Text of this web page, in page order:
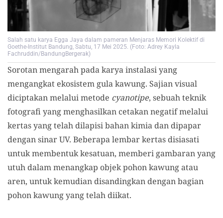
Salah satu karya Egga Jaya dalam pameran Menjaras Memori Kolektif di
Goethe-Institut Bandung, Sabtu, 17 Mei 2025. (Foto: Adrey Kayla
Fachruddin/BandungBergerak)
Sorotan mengarah pada karya instalasi yang
mengangkat ekosistem gula kawung. Sajian visual
diciptakan melalui metode cyanotipe, sebuah teknik
fotografi yang menghasilkan cetakan negatif melalui
kertas yang telah dilapisi bahan kimia dan dipapar
dengan sinar UV. Beberapa lembar kertas disiasati
untuk membentuk kesatuan, memberi gambaran yang
utuh dalam menangkap objek pohon kawung atau
aren, untuk kemudian disandingkan dengan bagian
pohon kawung yang telah diikat.